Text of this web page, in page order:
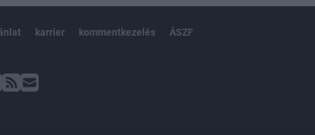
karrier kommentkezelés ÁSZF